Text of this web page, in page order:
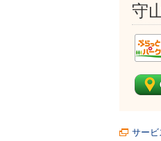
守
サービ